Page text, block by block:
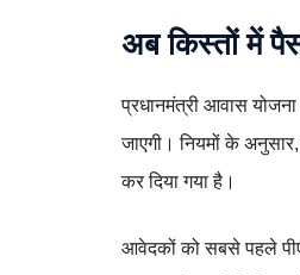
अब किस्तों में
प्रधानमंत्री आवास
जाएगी। नियमों के
कर दिया गया है।
आवेदकों को सबसे पहले